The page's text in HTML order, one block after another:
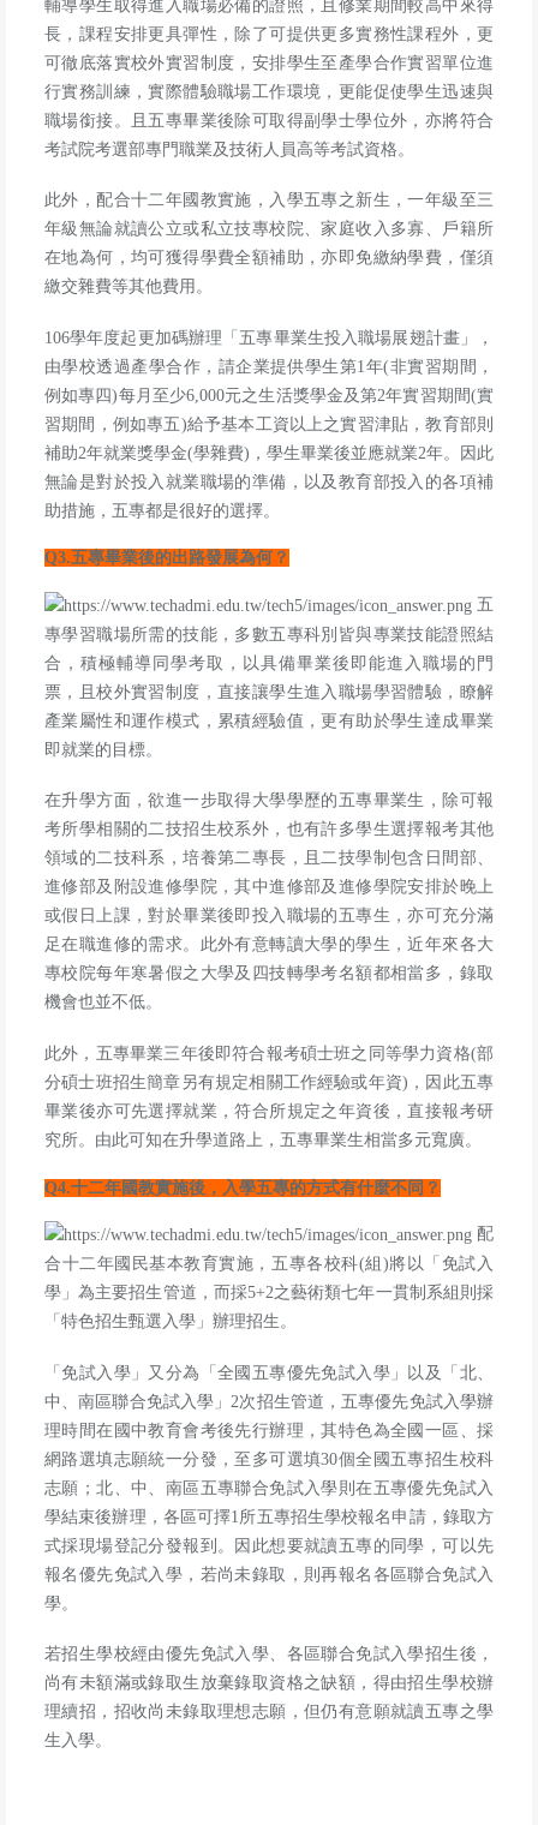
輔導學生取得進入職場必備的證照，且修業期間較高中來得
長，課程安排更具彈性，除了可提供更多實務性課程外，更
可徹底落實校外實習制度，安排學生至產學合作實習單位進
行實務訓練，實際體驗職場工作環境，更能促使學生迅速與
職場銜接。且五專畢業後除可取得副學士學位外，亦將符合
考試院考選部專門職業及技術人員高等考試資格。
此外，配合十二年國教實施，入學五專之新生，一年級至三
年級無論就讀公立或私立技專校院、家庭收入多寡、戶籍所
在地為何，均可獲得學費全額補助，亦即免繳納學費，僅須
繳交雜費等其他費用。
106學年度起更加碼辦理「五專畢業生投入職場展翅計畫」，
由學校透過產學合作，請企業提供學生第1 年(非實習期間，
例如專四)每月至少6,000元之生活獎學金及第2年實習期間(實
習期間，例如專五)給予基本工資以上之實習津貼，教育部則
補助2年就業獎學金(學雜費) ，學生畢業後並應就業2年。因此
無論是對於投入就業職場的準備，以及教育部投入的各項補
助措施，五專都是很好的選擇。
Q3.五專畢業後的出路發展為何？
五
專學習職場所需的技能，多數五專科別皆與專業技能證照結
合，積極輔導同學考取，以具備畢業後即能進入職場的門
票，且校外實習制度，直接讓學生進入職場學習體驗，瞭解
產業屬性和運作模式，累積經驗值，更有助於學生達成畢業
即就業的目標。
在升學方面，欲進一步取得大學學歷的五專畢業生，除可報
考所學相關的二技招生校系外，也有許多學生選擇報考其他
領域的二技科系，培養第二專長，且二技學制包含日間部、
進修部及附設進修學院，其中進修部及進修學院安排於晚上
或假日上課，對於畢業後即投入職場的五專生，亦可充分滿
足在職進修的需求。此外有意轉讀大學的學生，近年來各大
專校院每年寒暑假之大學及四技轉學考名額都相當多，錄取
機會也並不低。
此外，五專畢業三年後即符合報考碩士班之同等學力資格(部
分碩士班招生簡章另有規定相關工作經驗或年資) ，因此五專
畢業後亦可先選擇就業，符合所規定之年資後，直接報考研
究所。由此可知在升學道路上，五專畢業生相當多元寬廣。
Q4.十二年國教實施後，入學五專的方式有什麼不同？
配
合十二年國民基本教育實施，五專各校科(組 )將以「免試入
學」為主要招生管道，而採5+2之藝術類七年一貫制系組則採
「特色招生甄選入學」辦理招生。
「免試入學」又分為「全國五專優先免試入學」以及「北、
中、南區聯合免試入學」 2次招生管道，五專優先免試入學辦
理時間在國中教育會考後先行辦理，其特色為全國一區、採
網路選填志願統一分發，至多可選填30個全國五專招生校科
志願；北、中、南區五專聯合免試入學則在五專優先免試入
學結束後辦理，各區可擇1 所五專招生學校報名申請，錄取方
式採現場登記分發報到。因此想要就讀五專的同學，可以先
報名優先免試入學，若尚未錄取，則再報名各區聯合免試入
學。
若招生學校經由優先免試入學、各區聯合免試入學招生後，
尚有未額滿或錄取生放棄錄取資格之缺額，得由招生學校辦
理續招，招收尚未錄取理想志願，但仍有意願就讀五專之學
生入學。